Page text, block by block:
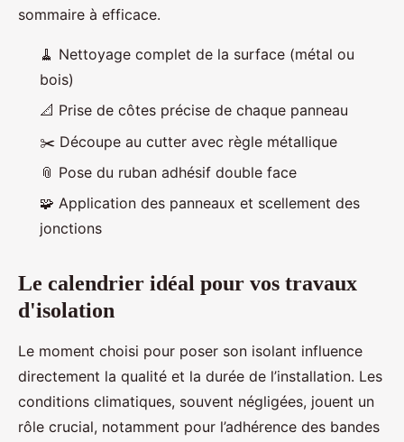
sommaire à efficace.
🧹 Nettoyage complet de la surface (métal ou
bois)
📐 Prise de côtes précise de chaque panneau
✂️ Découpe au cutter avec règle métallique
📎 Pose du ruban adhésif double face
🧩 Application des panneaux et scellement des
jonctions
Le calendrier idéal pour vos travaux
d'isolation
Le moment choisi pour poser son isolant influence
directement la qualité et la durée de l’installation. Les
conditions climatiques, souvent négligées, jouent un
rôle crucial, notamment pour l’adhérence des bandes